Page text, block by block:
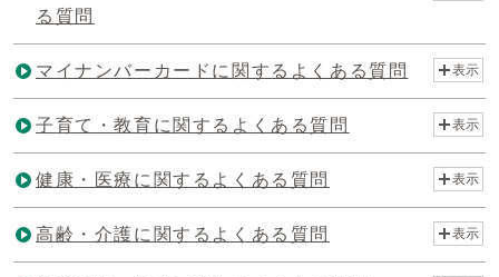
る質問
マイナンバーカードに関するよくある質問 表示
子育て・教育に関するよくある質問 表示
健康・医療に関するよくある質問 表示
高齢・介護に関するよくある質問 表示